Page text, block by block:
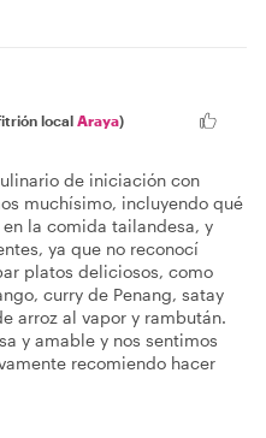
local Araya)
de iniciación con
muchísimo, incluyendo qué
la comida tailandesa, y
ya que no reconocí
platos deliciosos, como
curry de Penang, satay
arroz al vapor y rambután.
y amable y nos sentimos
recomiendo hacer